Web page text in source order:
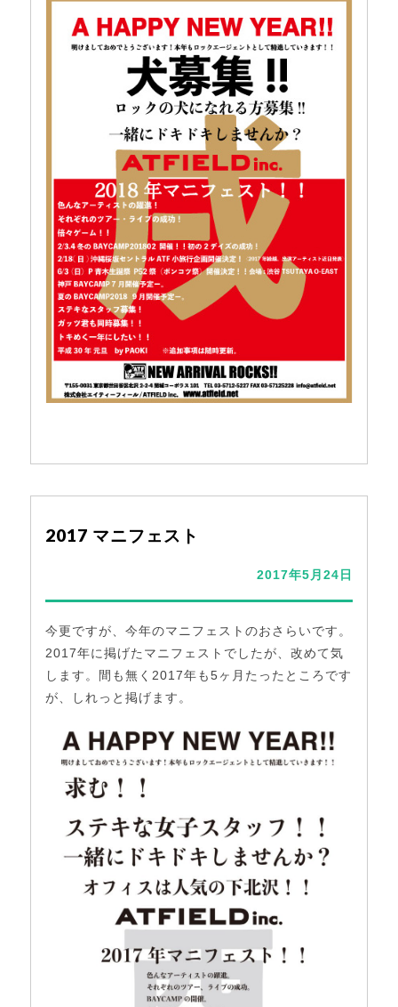
2017 マニフェスト
2017年5月24日
今更ですが、今年のマニフェストのおさらいです。
2017年に掲げたマニフェストでしたが、改めて気
します。間も無く2017年も5ヶ月たったところです
が、しれっと掲げます。